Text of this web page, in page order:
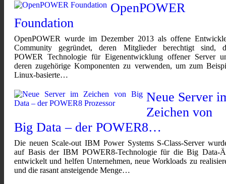
OpenPOWER
Foundation
OpenPOWER wurde im Dezember 2013 als offene
Community gegründet, deren Mitglieder berechtigt sind,
POWER Technologie für Eigenentwicklung offener Server
deren zugehörige Komponenten zu verwenden, um zum
Linux-basierte…
Neue Server
Zeichen von
Big Data – der POWER8…
Die neuen Scale-out IBM Power Systems S-Class-Server
auf Basis der IBM POWER8-Technologie für die Big Data-
entwickelt und helfen Unternehmen, neue Workloads zu
und die rasant ansteigende Menge…